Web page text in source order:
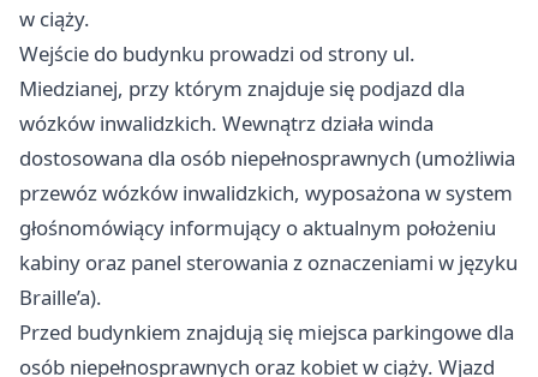
w ciąży.
Wejście do budynku prowadzi od strony ul.
Miedzianej, przy którym znajduje się podjazd dla
wózków inwalidzkich. Wewnątrz działa winda
dostosowana dla osób niepełnosprawnych (umożliwia
przewóz wózków inwalidzkich, wyposażona w system
głośnomówiący informujący o aktualnym położeniu
kabiny oraz panel sterowania z oznaczeniami w języku
Braille’a).
Przed budynkiem znajdują się miejsca parkingowe dla
osób niepełnosprawnych oraz kobiet w ciąży. Wjazd